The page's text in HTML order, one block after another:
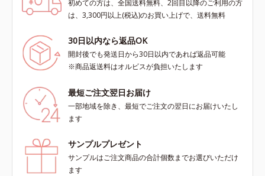
初めての方は、全国送料無料、2回目以降のご利用の方
は、3,300円以上(税込)のお買い上げで、送料無料
30日以内なら返品OK
開封後でも発送日から30日以内であれば返品可能
※商品返送料はオルビスが負担いたします
最短ご注文翌日お届け
一部地域を除き、最短でご注文の翌日にお届けいたし
ます
サンプルプレゼント
サンプルはご注文商品の合計個数までお選びいただけ
ます